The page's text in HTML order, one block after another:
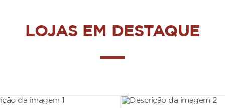
LOJAS EM DESTAQUE